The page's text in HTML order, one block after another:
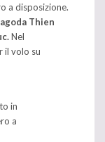
a disposizione.
Thien
Nel
il volo su
in
a